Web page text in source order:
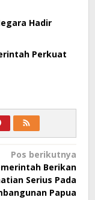
Hadir
Perkuat
Pos berikutnya
Berikan
Serius Pada
Papua